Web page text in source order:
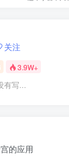
关注
3.9W+
有写...
的应用